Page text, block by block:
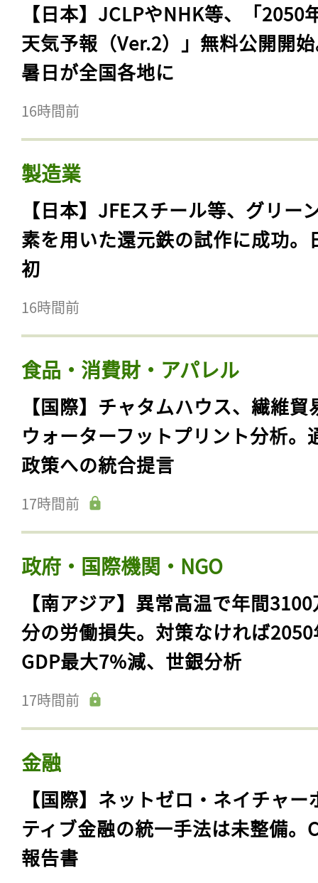
16時間前
政府・国際機関・NGO
【日本】JCLPやNHK等、「2050
天気予報（Ver.2）」無料公開開
暑日が全国各地に
16時間前
製造業
【日本】JFEスチール等、グリー
素を用いた還元鉄の試作に成功。
初
16時間前
食品・消費財・アパレル
【国際】チャタムハウス、繊維貿
ウォーターフットプリント分析。
政策への統合提言
17時間前
政府・国際機関・NGO
【南アジア】異常高温で年間3100
分の労働損失。対策なければ
GDP最大7%減、世銀分析
17時間前
金融